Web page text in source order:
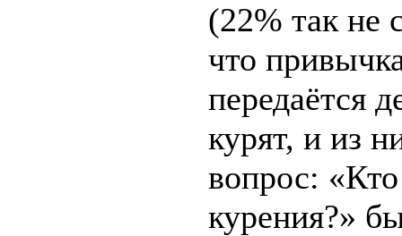
(22% так не
что
передаётся
курят, и из
вопрос:
курения?»